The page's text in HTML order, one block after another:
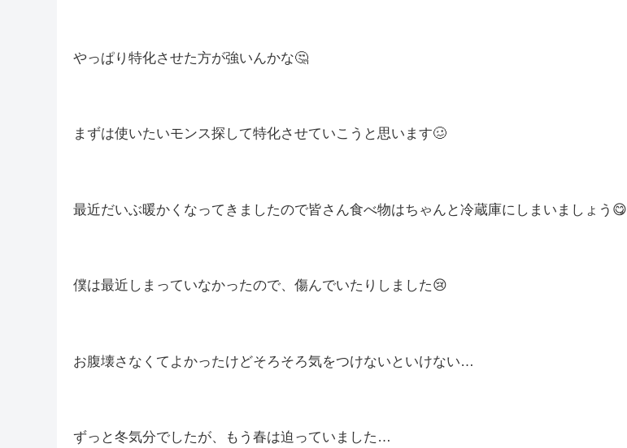
やっぱり特化させた方が強いんかな🤔
まずは使いたいモンス探して特化させていこうと思います🥴
最近だいぶ暖かくなってきましたので皆さん食べ物はちゃんと冷蔵庫にしまいましょう😋
僕は最近しまっていなかったので、傷んでいたりしました😢
お腹壊さなくてよかったけどそろそろ気をつけないといけない…
ずっと冬気分でしたが、もう春は迫っていました…